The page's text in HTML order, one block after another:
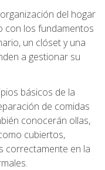
del hogar
con los fundamentos
un clóset y una
a gestionar su
básicos de la
de comidas
conocerán ollas,
cubiertos,
correctamente en la